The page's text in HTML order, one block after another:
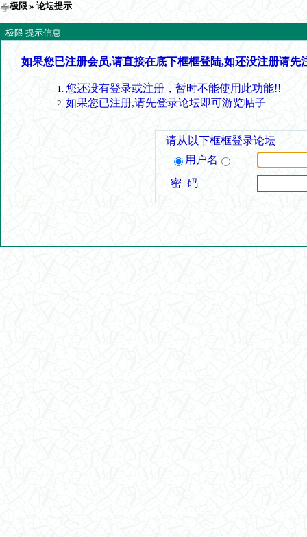
极限 » 论坛提示
极限 提示信息
如果您已注册会员,请直接在底下框框登陆,如还没注册请先
您还没有登录或注册，暂时不能使用此功能!!
如果您已注册,请先登录论坛即可游览帖子
请从以下框框登录论坛
用户名
密 码